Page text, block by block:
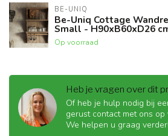
BE-UNIQ
Be-Uniq Cottage
Small - H90xB60xD26
Op voorraad
Heb je vragen over dit
Of heb je hulp nodig bij
gerust contact met ons op
We helpen u graag verder!